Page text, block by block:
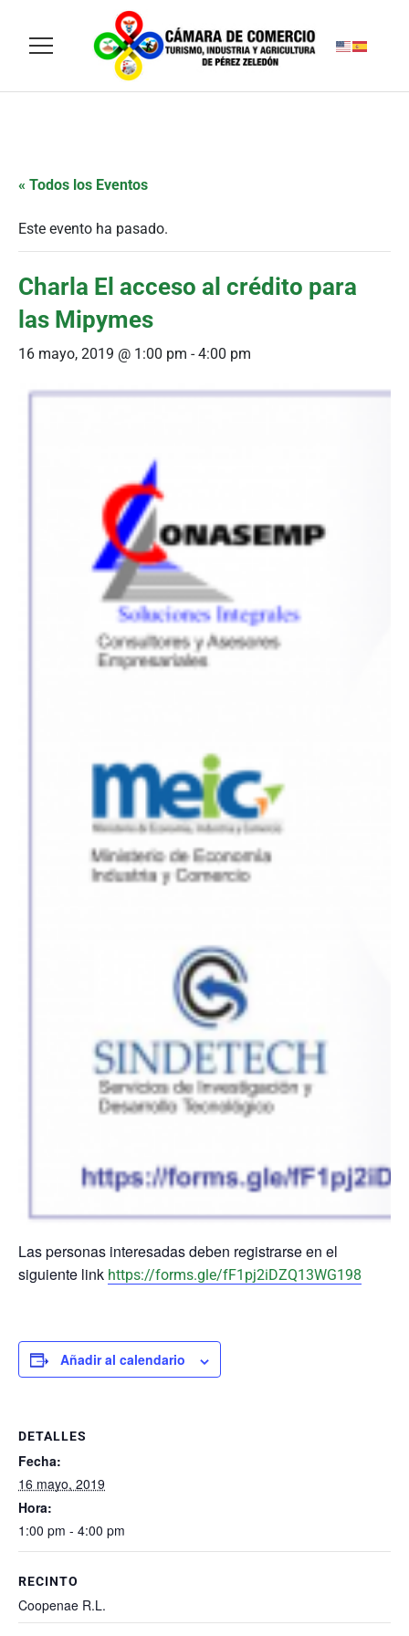
« Todos los Eventos
Este evento ha pasado.
Charla El acceso al crédito para
las Mipymes
16 mayo, 2019 @ 1:00 pm -4:00 pm
Las personas interesadas deben registrarse en el
siguiente link https://forms.gle/fF1pj2iDZQ13WG198
Añadir al calendario
DETALLES
Fecha:
16 mayo, 2019
Hora:
1:00 pm - 4:00 pm
RECINTO
Coopenae R.L.